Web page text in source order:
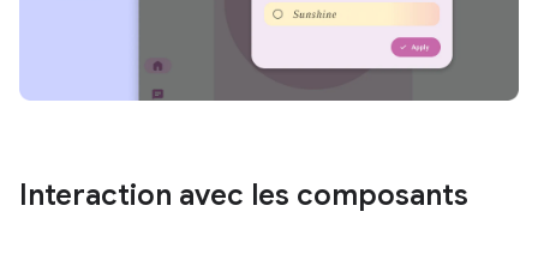
Interaction avec les composants